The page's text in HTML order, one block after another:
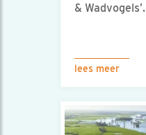
& Wadvogels’.
lees meer